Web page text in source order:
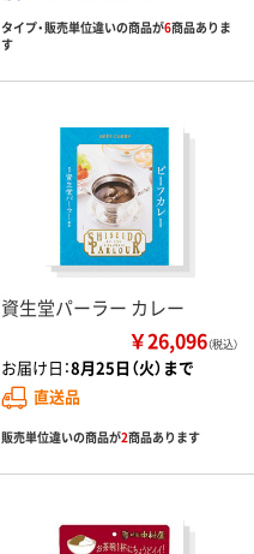
タイプ・販売単位違いの商品が6商品ありま
す
資生堂パーラー カレー
￥26,096（税込）
お届け日：8月25日（火）まで
直送品
販売単位違いの商品が2商品あります